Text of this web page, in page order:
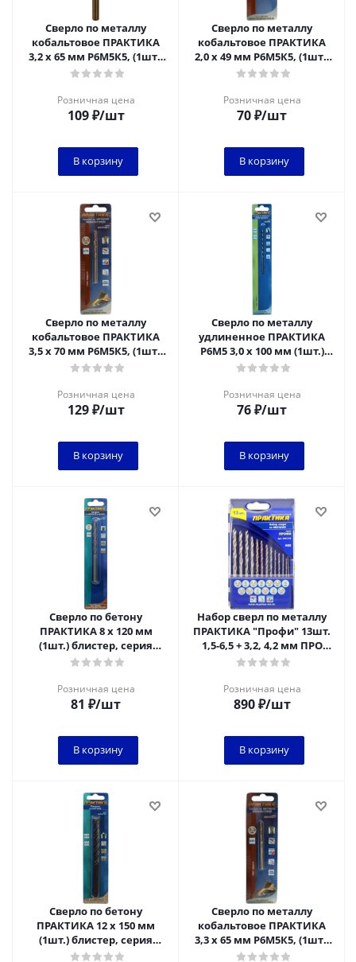
Сверло по металлу
кобальтовое ПРАКТИКА
3,2 х 65 мм Р6М5К5, (1шт.)
блистер
Розничная цена
109₽/шт
В корзину
Сверло по металлу
кобальтовое ПРАКТИКА
2,0 х 49 мм Р6М5К5, (1шт.)
блистер
Розничная цена
70₽/шт
В корзину
Сверло по металлу
кобальтовое ПРАКТИКА
3,5 х 70 мм Р6М5К5, (1шт.)
блистер
Розничная цена
129₽/шт
В корзину
Сверло по металлу
удлиненное ПРАКТИКА
Р6М5 3,0 х 100 мм (1шт.)
блистер*
Розничная цена
76₽/шт
В корзину
Сверло по бетону
ПРАКТИКА 8 х 120 мм
(1шт.) блистер, серия
Мастер***
Розничная цена
81 ₽/шт
В корзину
Набор сверл по металлу
ПРАКТИКА "Профи" 13шт.
1,5-6,5 + 3,2, 4,2 мм ПРО
кассета
Розничная цена
890₽/шт
В корзину
Сверло по бетону
ПРАКТИКА 12 х 150 мм
(1шт.) блистер, серия
Мастер*
Сверло по металлу
кобальтовое ПРАКТИКА
3,3 х 65 мм Р6М5К5, (1шт.)
блистер